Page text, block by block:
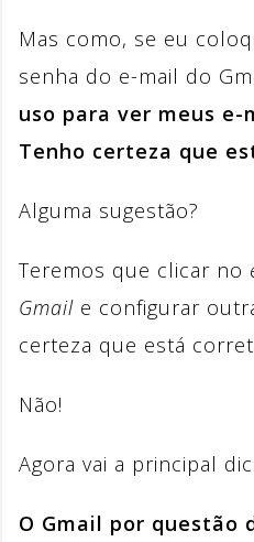
Mas como, se eu
senha do e-mail do
uso para ver meus e-
Tenho certeza que
Alguma sugestão?
Teremos que clicar no
Gmail e configurar
certeza que está
Não!
Agora vai a principal
O Gmail por questão